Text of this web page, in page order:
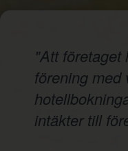
"Att företaget
förening med
intäkter till